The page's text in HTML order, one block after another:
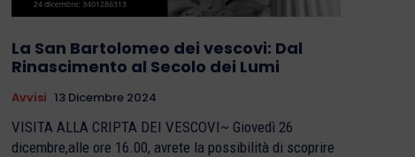
La San Bartolomeo dei vescovi: Dal
Rinascimento al Secolo dei Lumi
Avvisi 13 Dicembre 2024
VISITA ALLA CRIPTA DEI VESCOVI~ Giovedì 26
dicembre,alle ore 16.00, avrete la possibilità di scoprire